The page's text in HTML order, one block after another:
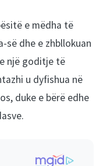
e mëdha të
së dhe e zhbllokuan
një goditje të
u dyfishua në
duke e bërë edhe